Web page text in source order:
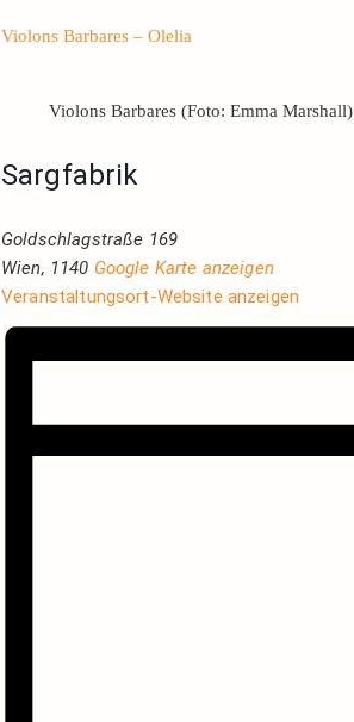
Violons Barbares – Olelia
Violons Barbares (Foto: Emma Marshall)
Sargfabrik
Goldschlagstraße 169
Wien, 1140 Google Karte anzeigen
Veranstaltungsort-Website anzeigen